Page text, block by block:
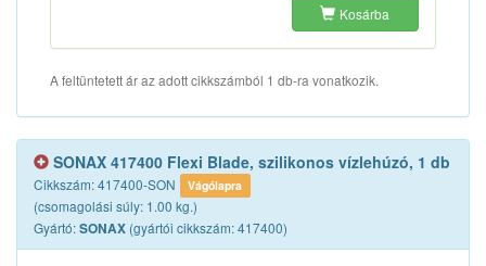
Kosárba
A feltüntetett ár az adott cikkszámból 1 db-ra vonatkozik.
SONAX 417400 Flexi Blade, szilikonos vízlehúzó, 1 db
Cikkszám: 417400-SON Vágólapra
(csomagolási súly: 1.00 kg.)
Gyártó:SONAX (gyártói cikkszám: 417400)